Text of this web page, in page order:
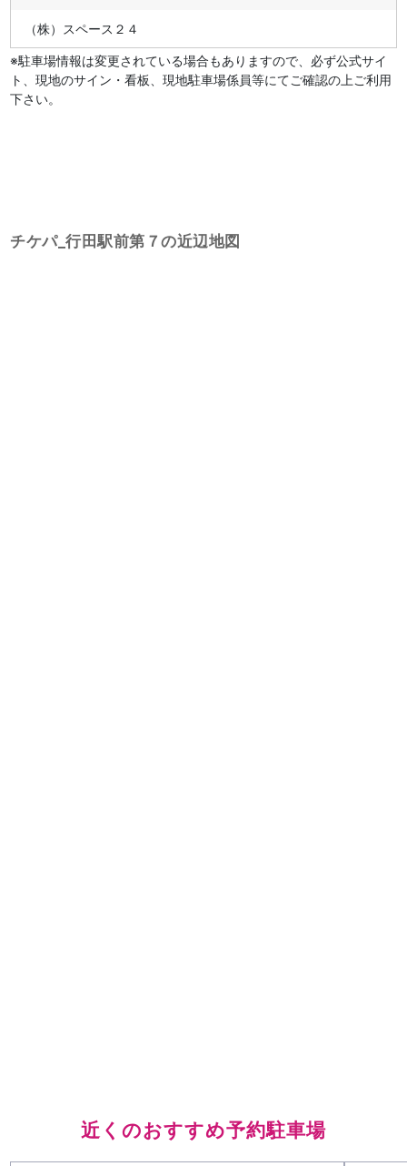
（株）スペース２４
※駐車場情報は変更されている場合もありますので、必ず公式サイ
ト、現地のサイン・看板、現地駐車場係員等にてご確認の上ご利用
下さい。
チケパ_行田駅前第７の近辺地図
近くのおすすめ予約駐車場